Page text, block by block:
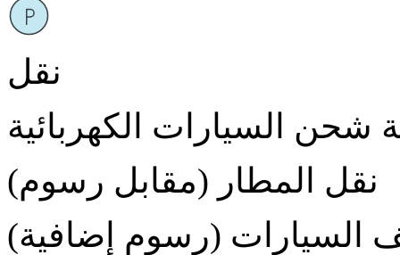
نقل
السيارات الكهربائية
نقل المطار (مقابل رسوم)
السيارات (رسوم إضافية)